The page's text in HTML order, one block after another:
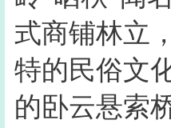
式商铺林立
特的民俗文
的卧云悬索